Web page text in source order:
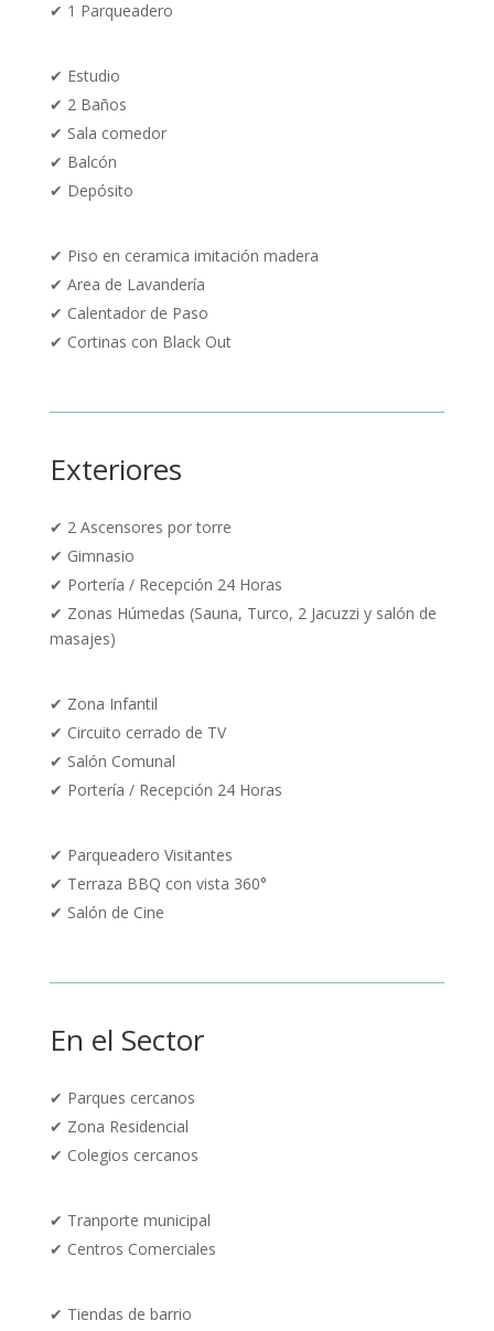
✔ 1 Parqueadero
✔ Estudio
✔ 2 Baños
✔ Sala comedor
✔ Balcón
✔ Depósito
✔ Piso en ceramica imitación madera
✔ Area de Lavandería
✔ Calentador de Paso
✔ Cortinas con Black Out
Exteriores
✔ 2 Ascensores por torre
✔ Gimnasio
✔ Portería / Recepción 24 Horas
✔ Zonas Húmedas (Sauna, Turco, 2 Jacuzzi y salón de
masajes)
✔ Zona Infantil
✔ Circuito cerrado de TV
✔ Salón Comunal
✔ Portería / Recepción 24 Horas
✔ Parqueadero Visitantes
✔ Terraza BBQ con vista 360°
✔ Salón de Cine
En el Sector
✔ Parques cercanos
✔ Zona Residencial
✔ Colegios cercanos
✔ Tranporte municipal
✔ Centros Comerciales
✔ Tiendas de barrio